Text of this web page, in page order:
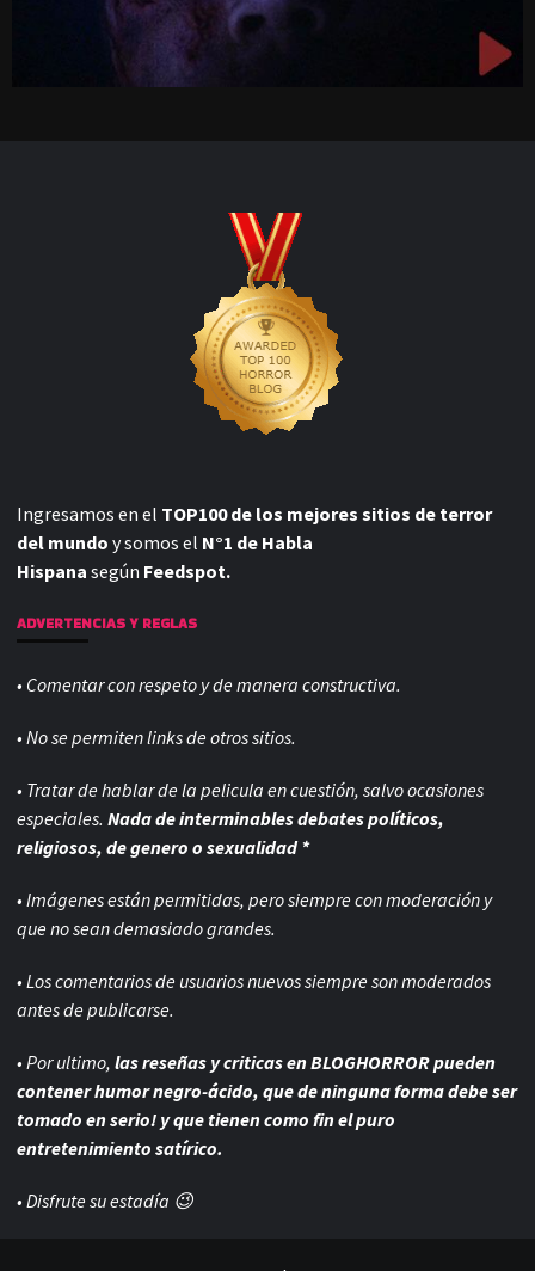
Ingresamos en el TOP100 de los mejores sitios de terror
del mundo y somos el N°1 de Habla
Hispana según Feedspot.
ADVERTENCIAS Y REGLAS
• Comentar con respeto y de manera constructiva.
• No se permiten links de otros sitios.
• Tratar de hablar de la pelicula en cuestión, salvo ocasiones
especiales. Nada de interminables debates políticos,
religiosos, de genero o sexualidad *
• Imágenes están permitidas, pero siempre conmoderación y
que no sean demasiado grandes.
• Los comentarios de usuarios nuevos siempre son moderados
antes de publicarse.
• Por ultimo, las reseñas y criticas en BLOGHORROR pueden
contener humor negro-ácido, que de ninguna forma debe ser
tomado en serio! y que tienen como fin el puro
entretenimiento satírico.
• Disfrute su estadía 😉